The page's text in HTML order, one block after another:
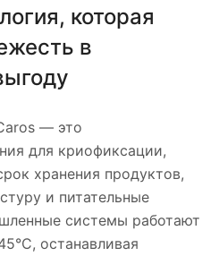
которая
в
— это
для криофиксации,
хранения продуктов,
и питательные
системы работают
останавливая